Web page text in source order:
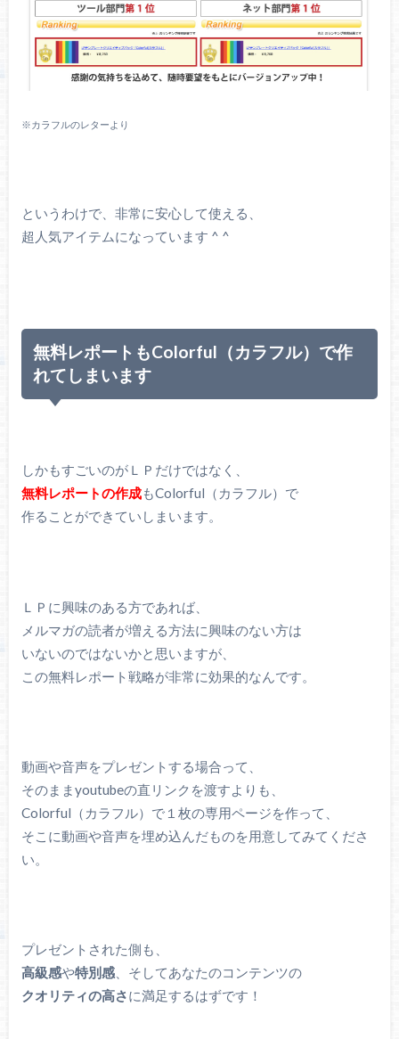
※カラフルのレターより
というわけで、非常に安心して使える、
超人気アイテムになっています ^ ^
無料レポートもColorful（カラフル）で作
れてしまいます
しかもすごいのがＬＰだけではなく、
無料レポートの作成もColorful（カラフル）で
作ることができていしまいます。
ＬＰに興味のある方であれば、
メルマガの読者が増える方法に興味のない方は
いないのではないかと思いますが、
この無料レポート戦略が非常に効果的なんです。
動画や音声をプレゼントする場合って、
そのままyoutubeの直リンクを渡すよりも、
Colorful（カラフル）で１枚の専用ページを作って、
そこに動画や音声を埋め込んだものを用意してみてくださ
い。
プレゼントされた側も、
高級感や特別感、そしてあなたのコンテンツの
クオリティの高さに満足するはずです！